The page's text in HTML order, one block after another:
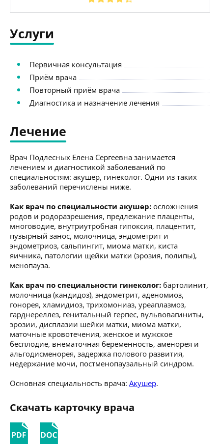
Услуги
Первичная консультация
Приём врача
Повторный приём врача
Диагностика и назначение лечения
Лечение
Врач Подлесных Елена Сергеевна занимается
лечением и диагностикой заболеваний по
специальностям: акушер, гинеколог. Одни из таких
заболеваний перечислены ниже.
Как врач по специальности акушер: осложнения
родов и родоразрешения, предлежание плаценты,
многоводие, внутриутробная гипоксия, плацентит,
пузырный занос, молочница, эндометрит и
эндометриоз, сальпингит, миома матки, киста
яичника, патологии щейки матки (эрозия, полипы),
менопауза.
Как врач по специальности гинеколог: бартолинит,
молочница (кандидоз), эндометрит, аденомиоз,
гонорея, хламидиоз, трихомониаз, уреаплазмоз,
гарднереллез, генитальный герпес, вульвовагиниты,
эрозии, дисплазии шейки матки, миома матки,
маточные кровотечения, женское и мужское
бесплодие, внематочная беременность, аменорея и
альгодисменорея, задержка полового развития,
недержание мочи, постменопаузальный синдром.
Основная специальность врача: Акушер.
Скачать карточку врача